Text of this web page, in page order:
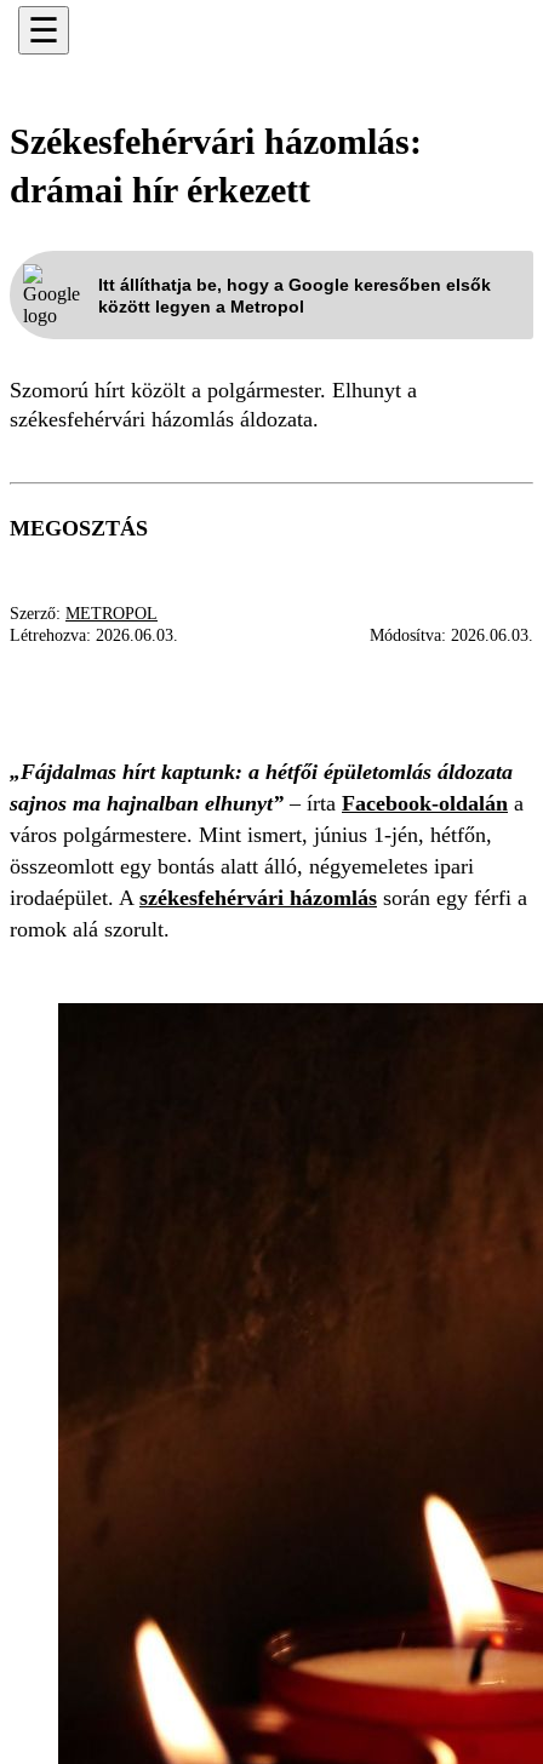
☰
Székesfehérvári házomlás:
drámai hír érkezett
Itt állíthatja be, hogy a Google keresőben elsők
között legyen a Metropol
Szomorú hírt közölt a polgármester. Elhunyt a
székesfehérvári házomlás áldozata.
MEGOSZTÁS
Szerző: METROPOL
Létrehozva: 2026.06.03. Módosítva: 2026.06.03.
„Fájdalmas hírt kaptunk: a hétfői épületomlás áldozata
sajnos ma hajnalban elhunyt”– írta Facebook-oldalán a
város polgármestere. Mint ismert, június 1-jén, hétfőn,
összeomlott egy bontás alatt álló, négyemeletes ipari
irodaépület. A székesfehérvári házomlás során egy férfi a
romok alá szorult.